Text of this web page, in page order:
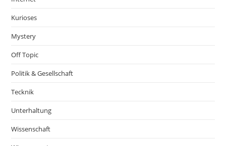
Kurioses
Mystery
Off Topic
Politik & Gesellschaft
Tecknik
Unterhaltung
Wissenschaft